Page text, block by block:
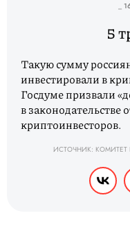
_
5
Такую сумму
инвестировали в
Госдуме призвали
в законодательстве
криптоинвесторов.
ИСТОЧНИК: